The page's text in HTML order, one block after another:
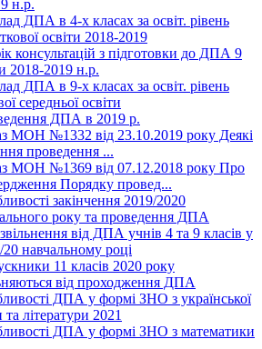
н.р.
ДПА в 4-х класах за освіт. рівень
освіти 2018-2019
консультацій з підготовки до ДПА 9
2018-2019 н.р.
ДПА в 9-х класах за освіт. рівень
середньої освіти
ДПА в 2019 р.
МОН №1332 від 23.10.2019 року Деякі
проведення ...
МОН №1369 від 07.12.2018 року Про
Порядку провед...
закінчення 2019/2020
року та проведення ДПА
від ДПА учнів 4 та 9 класів у
20 навчальному році
11 класів 2020 року
від проходження ДПА
ДПА у формі ЗНО з української
літератури 2021
ДПА у формі ЗНО з математики